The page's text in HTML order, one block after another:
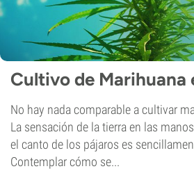
Cultivo de Marihuana
No hay nada comparable a cultivar
La sensación de la tierra en las
el canto de los pájaros es
Contemplar cómo se...